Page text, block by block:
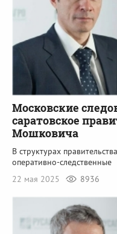
Московские
саратовское
Мошковича
В структурах
оперативно-следственные
22 мая 2025
8936